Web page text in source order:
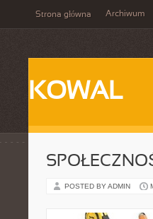
Strona główna Archiwum
KOWAL
POSTED BY ADMIN